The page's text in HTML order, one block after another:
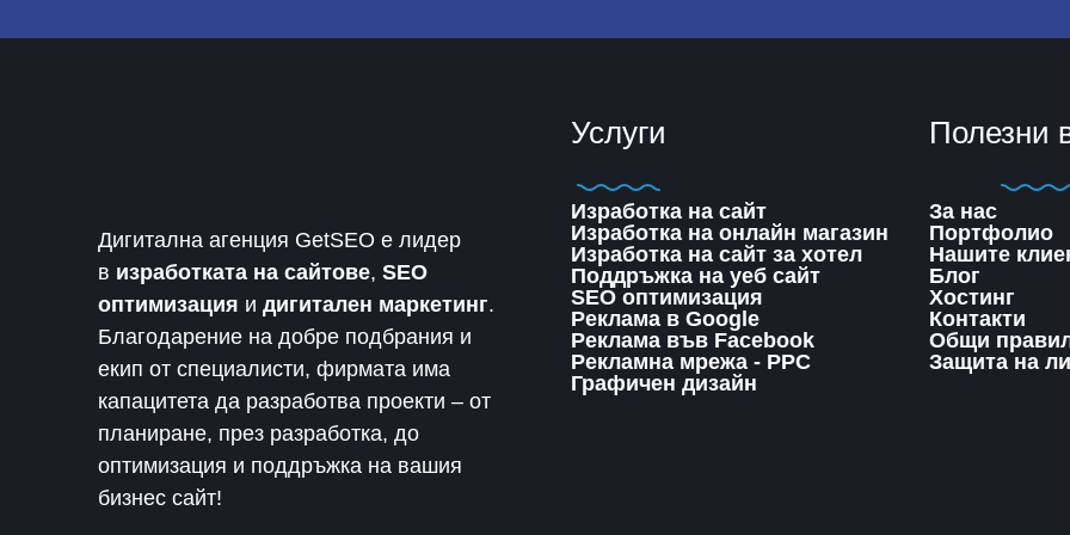
Дигитална агенция GetSEO е лидер
в изработката на сайтове, SEO
оптимизация и дигитален маркетинг.
Благодарение на добре подбрания и
екип от специалисти, фирмата има
капацитета да разработва проекти – от
планиране, през разработка, до
оптимизация и поддръжка на вашия
бизнес сайт!
Услуги
Изработка на сайт
Изработка на онлайн магазин
Изработка на сайт за хотел
Поддръжка на уеб сайт
SЕО оптимизация
Реклама в Google
Реклама във Facebook
Рекламна мрежа - PPC
Графичен дизайн
Полезни
За нас
Портфолио
Нашите
Блог
Хостинг
Контакти
Общи
Защита на